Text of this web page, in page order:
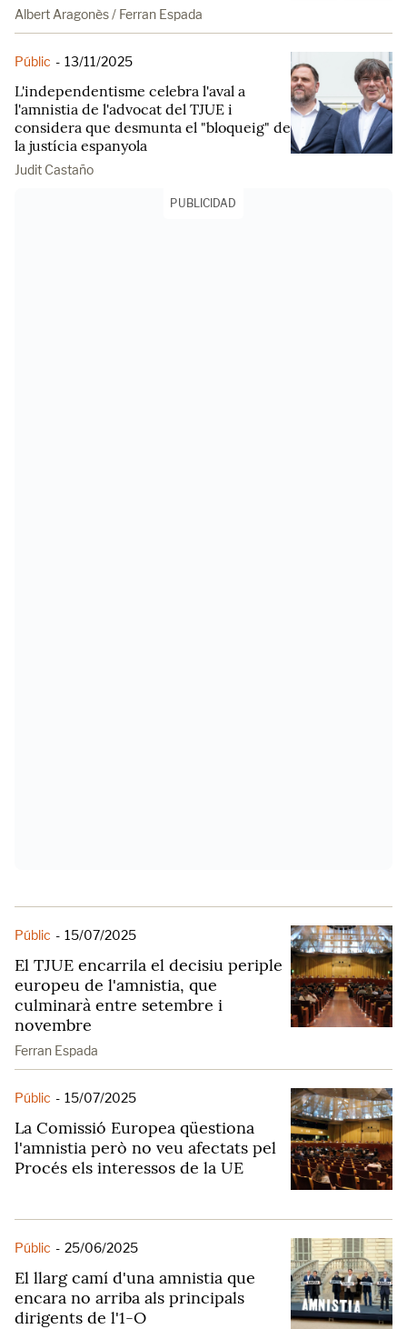
Albert Aragonès / Ferran Espada
Públic - 13/11/2025
L'independentisme celebra l'aval a
l'amnistia de l'advocat del TJUE i
considera que desmunta el "bloqueig" de
la justícia espanyola
Judit Castaño
PUBLICIDAD
Públic - 15/07/2025
El TJUE encarrila el decisiu periple
europeu de l'amnistia, que
culminarà entre setembre i
novembre
Ferran Espada
Públic - 15/07/2025
La Comissió Europea qüestiona
l'amnistia però no veu afectats pel
Procés els interessos de la UE
Públic - 25/06/2025
El llarg camí d'una amnistia que
encara no arriba als principals
dirigents de l'1-O